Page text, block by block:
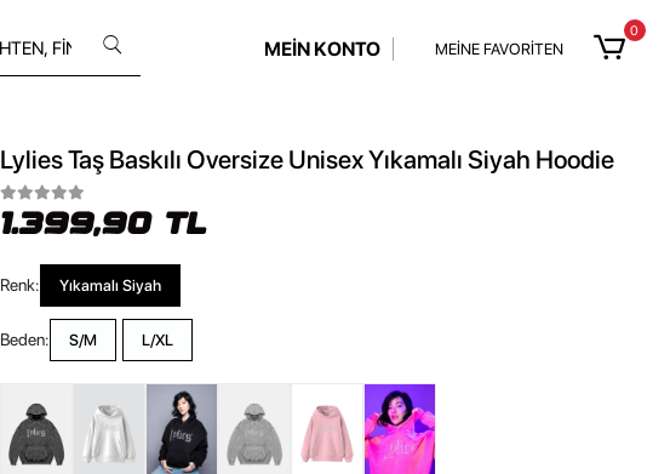
MEİN KONTO MEİNE FAVORİTEN
0
Lylies Taş Baskılı Oversize Unisex Yıkamalı Siyah Hoodie
1.399,90 TL
Renk: Yıkamalı Siyah
Beden: S/M L/XL